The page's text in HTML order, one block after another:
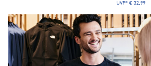
UVP* € 32,99